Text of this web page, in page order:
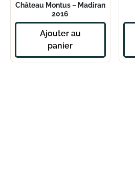
Château Montus – Madiran
2016
Ajouter au
panier